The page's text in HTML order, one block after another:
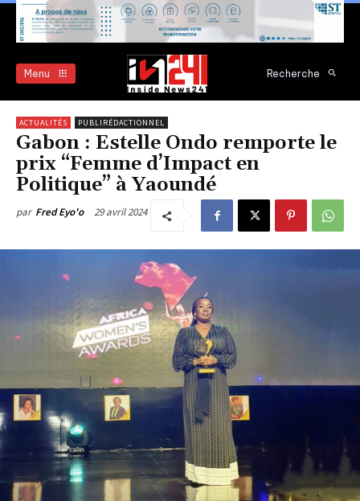
Menu Recherche
ACTUALITÉS PUBLIRÉDACTIONNEL
Gabon : Estelle Ondo remporte le
prix “Femme d’Impact en
Politique” à Yaoundé
par Fred Eyo'o 29 avril 2024